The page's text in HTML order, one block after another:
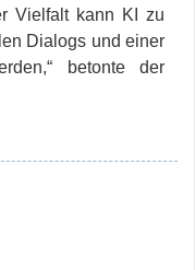
Vielfalt kann KI zu
Dialogs und einer
betonte der